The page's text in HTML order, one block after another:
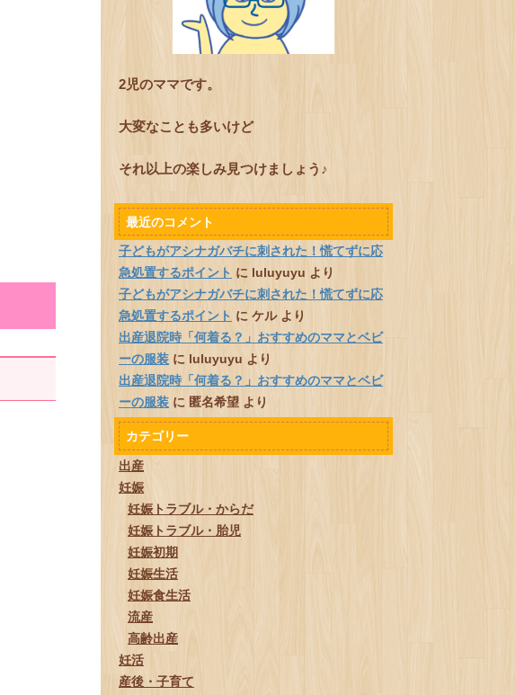
2児のママです。
大変なことも多いけど
それ以上の楽しみ見つけましょう♪
最近のコメント
子どもがアシナガバチに刺された！慌てずに応
急処置するポイント に luluyuyu より
子どもがアシナガバチに刺された！慌てずに応
急処置するポイント に ケルより
出産退院時「何着る？」おすすめのママとベビ
ーの服装 に luluyuyu より
出産退院時「何着る？」おすすめのママとベビ
ーの服装 に 匿名希望 より
カテゴリー
出産
妊娠
妊娠トラブル・からだ
妊娠トラブル・胎児
妊娠初期
妊娠生活
妊娠食生活
流産
高齢出産
妊活
産後・子育て